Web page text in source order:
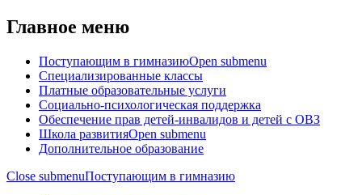
Главное меню
Поступающим в гимназиюOpen submenu
Специализированные классы
Платные образовательные услуги
Социально-психологическая поддержка
Обеспечение прав детей-инвалидов и детей с ОВЗ
Школа развитияOpen submenu
Дополнительное образование
Close submenuПоступающим в гимназию